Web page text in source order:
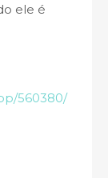
ele é
560380/